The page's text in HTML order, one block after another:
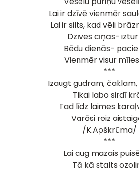
Lai ir dzīvē vienmēr
Lai ir silts, kad vēli
Dzīves cīņās-
Bēdu dienās-
Vienmēr visur
***
Izaugt gudram,
Tikai labo sirdī
Tad līdz laimes
Varēsi reiz
/K.Apškrūma/
***
Lai aug mazais
Tā kā stalts